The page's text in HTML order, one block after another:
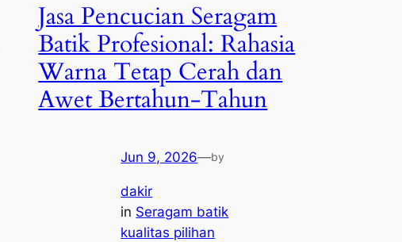
Jasa Pencucian Seragam
Batik Profesional: Rahasia
Warna Tetap Cerah dan
Awet Bertahun-Tahun
Jun 9, 2026—by
dakir
in Seragam batik
kualitas pilihan